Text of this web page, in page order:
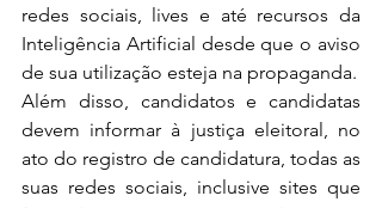
redes sociais, lives e até recursos da
Inteligência Artificial desde que o aviso
de sua utilização esteja na propaganda.
Além disso, candidatos e candidatas
devem informar à justiça eleitoral, no
ato do registro de candidatura, todas as
suas redes sociais, inclusive sites que